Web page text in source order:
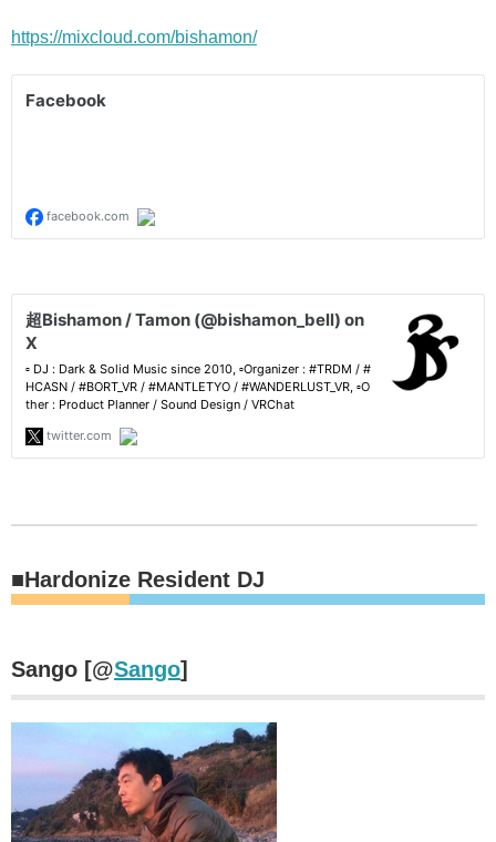
https://mixcloud.com/bishamon/
■Hardonize Resident DJ
Sango [@Sango]